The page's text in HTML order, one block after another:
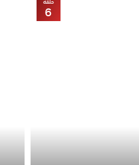
6